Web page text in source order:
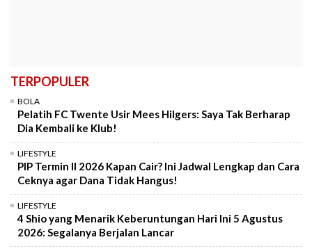
TERPOPULER
BOLA
Pelatih FC Twente Usir Mees Hilgers: Saya Tak Berharap
Dia Kembali ke Klub!
LIFESTYLE
PIP Termin II 2026 Kapan Cair? Ini Jadwal Lengkap dan Cara
Ceknya agar Dana Tidak Hangus!
LIFESTYLE
4 Shio yang Menarik Keberuntungan Hari Ini 5 Agustus
2026: Segalanya Berjalan Lancar